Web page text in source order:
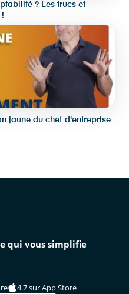
? Les trucs et
jaune du chef d'entreprise
qui vous simplifie
4.7sur App Store